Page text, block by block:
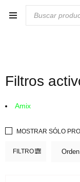
Filtros
Amix
FILTRO
MOSTRAR SÓLO